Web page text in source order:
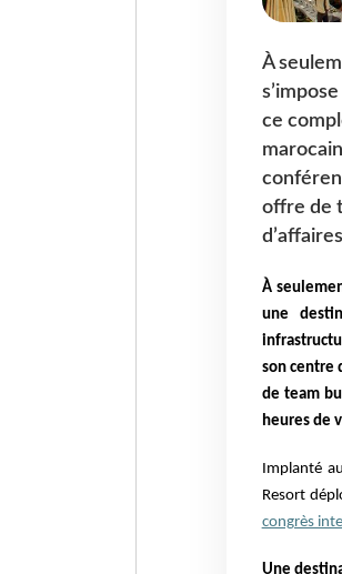
À
ce
offre de
À
une
son centre
de team
heures de
Implanté
Resort
congrès
Une